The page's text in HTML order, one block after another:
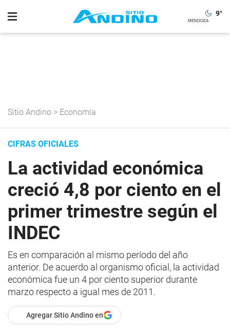
9°
Sitio Andino > Economía
CIFRAS OFICIALES
La actividad económica
creció 4,8 por ciento en el
primer trimestre según el
INDEC
Es en comparación al mismo período del año
anterior. De acuerdo al organismo oficial, la actividad
económica fue un 4 por ciento superior durante
marzo respecto a igual mes de 2011.
Agregar Sitio Andino en